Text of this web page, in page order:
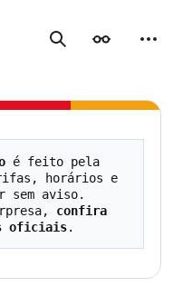
PesquisaAparência
é feito pela
horários e
sem aviso.
confira
oficiais